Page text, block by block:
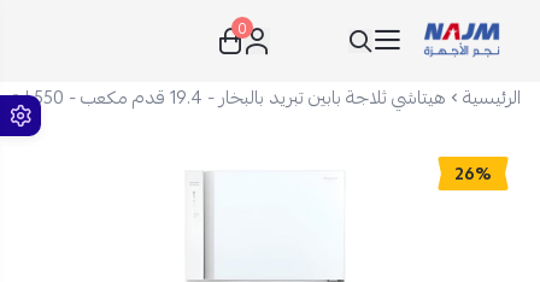
نجم الأجهزة
0
الرئيسية هيتاشي ثلاجة بابين تبريد بالبخار - 19.4 قدم مكعب - 550 ليتر- أبيض - R-V700PS7K-1TWH
26%